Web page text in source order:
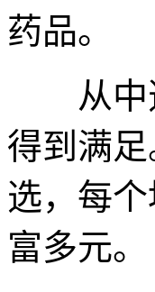
药品。
从中选
得到满
选，每
富多元。